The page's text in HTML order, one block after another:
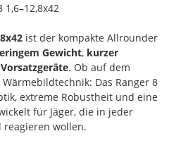
ist der kompakte Allrounder
Gewicht, kurzer
. Ob auf dem
Das Ranger 8
extreme Robustheit und eine
für Jäger, die in jeder
wollen.